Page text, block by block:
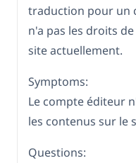
traduction pour un
n'a pas les droits
site actuellement.
Symptoms:
Le compte éditeur
les contenus sur le
Questions: